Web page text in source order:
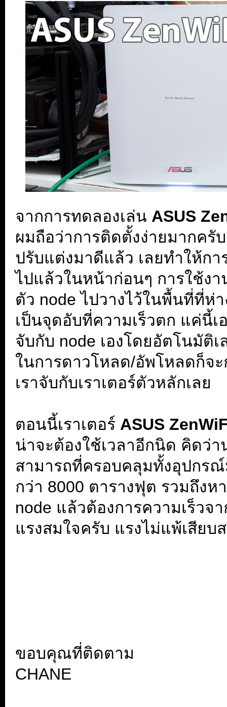
จากการทดลองเล่น ASUS
ผมถือว่าการติดตั้งง่ายมากครั
ปรับแต่งมาดีแล้ว เลยทำให้ก
ไปแล้วในหน้าก่อนๆ การใช้งา
ตัว node ไปวางไว้ในพื้นที่ที่ห่
เป็นจุดอับที่ความเร็วตก แค่นี้เ
จับกับ node เองโดยอัตโนมัติเ
ในการดาวโหลด/อัพโหลดก็จ
เราจับกับเราเตอร์ตัวหลักเลย
ตอนนี้เราเตอร์ ASUS
น่าจะต้องใช้เวลาอีกนิด คิดว่
สามารถที่ครอบคลุมทั้งอุปกร
กว่า 8000 ตารางฟุต รวมถึง
node แล้วต้องการความเร็วจ
แรงสมใจครับ แรงไม่แพ้เสียบ
ขอบคุณที่ติดตาม
CHANE